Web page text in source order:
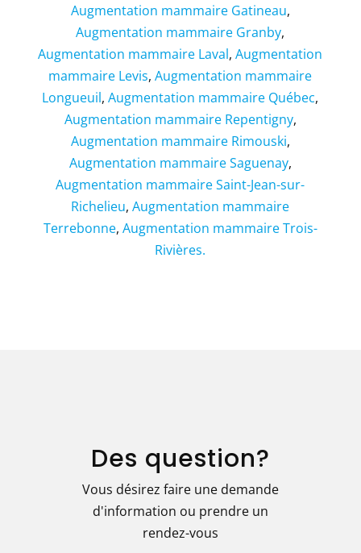
Augmentation mammaire Gatineau,
Augmentation mammaire Granby,
Augmentation mammaire Laval,Augmentation
mammaire Levis,Augmentation mammaire
Longueuil,Augmentation mammaire Québec,
Augmentation mammaire Repentigny,
Augmentation mammaire Rimouski,
Augmentation mammaire Saguenay,
Augmentation mammaire Saint-Jean-sur-
Richelieu,Augmentation mammaire
Terrebonne, Augmentation mammaire Trois-
Rivières.
Des question?
Vous désirez faire une demande
d'information ou prendre un
rendez-vous